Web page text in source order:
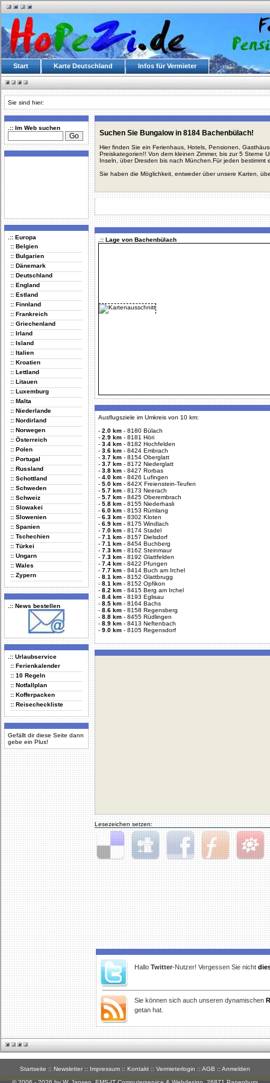
Start Karte Deutschland Infos für Vermieter
Sie sind hier:
.:: Im Web suchen
.:: Europa
:: Belgien
:: Bulgarien
:: Dänemark
:: Deutschland
:: England
:: Estland
:: Finnland
:: Frankreich
:: Griechenland
:: Irland
:: Island
:: Italien
:: Kroatien
:: Lettland
:: Litauen
:: Luxemburg
:: Malta
:: Niederlande
:: Nordirland
:: Norwegen
:: Österreich
:: Polen
:: Portugal
:: Russland
:: Schottland
:: Schweden
:: Schweiz
:: Slowakei
:: Slowenien
:: Spanien
:: Tschechien
:: Türkei
:: Ungarn
:: Wales
:: Zypern
.:: News bestellen
.:: Urlaubservice
:: Ferienkalender
:: 10 Regeln
:: Notfallplan
:: Kofferpacken
:: Reisecheckliste
Gefällt dir diese Seite dann
gebe ein Plus!
Suchen Sie Bungalow in 8184 Bachenbülach!
Hier finden Sie ein Ferienhaus, Hotels, Pensionen,
Preiskategorien!! Von dem kleinen Zimmer, bis zur 5 Sterne
Inseln, über Dresden bis nach München.Für jeden bestimmt
Sie haben die Möglichkeit, entweder über unsere Karten,
.:: Lage von Bachenbülach
Ausflugsziele im Umkreis von 10 km:
- 2.0 km - 8180 Bülach
- 2.9 km - 8181 Höri
- 3.4 km - 8182 Hochfelden
- 3.6 km - 8424 Embrach
- 3.7 km - 8154 Oberglatt
- 3.7 km - 8172 Niederglatt
- 3.8 km - 8427 Rorbas
- 4.0 km - 8426 Lufingen
- 5.0 km - 842X Freienstein-Teufen
- 5.7 km - 8173 Neerach
- 5.7 km - 8425 Oberembrach
- 5.8 km - 8155 Niederhasli
- 6.0 km - 8153 Rümlang
- 6.3 km - 8302 Kloten
- 6.9 km - 8175 Windlach
- 7.0 km - 8174 Stadel
- 7.1 km - 8157 Dielsdorf
- 7.1 km - 8454 Buchberg
- 7.3 km - 8162 Steinmaur
- 7.3 km - 8192 Glattfelden
- 7.4 km - 8422 Pfungen
- 7.7 km - 8414 Buch am Irchel
- 8.1 km - 8152 Glattbrugg
- 8.1 km - 8152 Opfikon
- 8.2 km - 8415 Berg am Irchel
- 8.4 km - 8193 Eglisau
- 8.5 km - 8164 Bachs
- 8.6 km - 8158 Regensberg
- 8.8 km - 8455 Rüdlingen
- 8.9 km - 8413 Neftenbach
- 9.0 km - 8105 Regensdorf
Lesezeichen setzen:
Delicious Digg Facebook Furl StudiVZ
Hallo Twitter-Nutzer! Vergessen Sie nicht
Sie können sich auch unseren dynamischen
getan hat.
Startseite :: Newsletter :: Impressum :: Kontakt :: Vermieterlogin :: AGB :: Anmelden